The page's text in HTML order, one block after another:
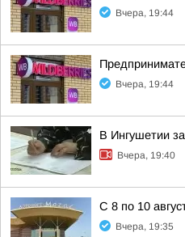
Вчера, 19:44
Вчера, 19:44
В Ингушетии
Вчера, 19:40
С 8 по 10
Вчера, 19:35